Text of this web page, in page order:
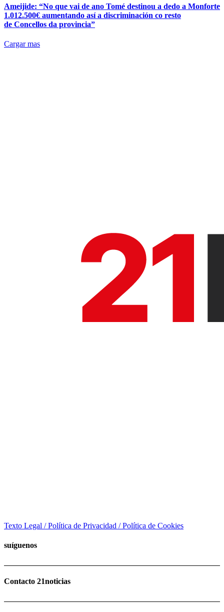
Ameijide: “No que vai de ano Tomé destinou a dedo a Monforte
1.012.500€ aumentando así a discriminación co resto
de Concellos da provincia”
Cargar mas
Texto Legal / Política de Privacidad / Política de Cookies
suíguenos
Contacto 21noticias